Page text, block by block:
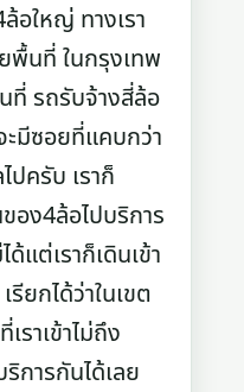
อใหญ่ ทางเรา
พื้นที่ ในกรุงเทพ
ที่ รถรับจ้างสี่ล้อ
ะมีซอยที่แคบกว่า
ปครับ เราก็
อง4ล้อไปบริการ
แต่เราก็เดินเข้า
ยกได้ว่าในเขต
ราเข้าไม่ถึง
การกันได้เลย